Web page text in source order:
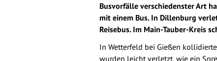
Busvorfälle verschiedenster Art
mit einem Bus. In Dillenburg
Reisebus. Im Main-Tauber-Kreis
In Wetterfeld bei Gießen
wurden leicht verletzt, wie ein